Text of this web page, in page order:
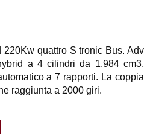
quattro S tronic Bus. Adv
a 4 cilindri da 1.984 cm3,
a 7 rapporti. La coppia
raggiunta a 2000 giri.